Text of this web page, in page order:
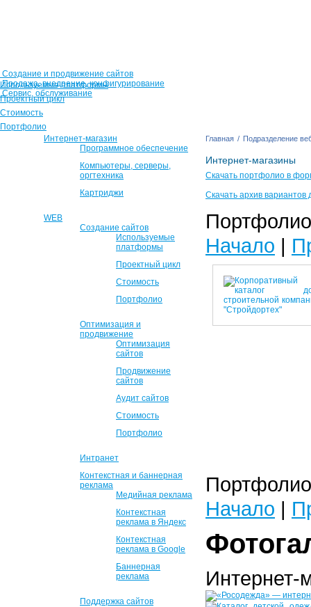
Создание и продвижение сайтов
Продажа, внедрение, конфигурирование
Сервис, обслуживание
Используемые платформы
Проектный цикл
Стоимость
Портфолио
Интернет-магазин
Программное обеспечение
Компьютеры, серверы,
оргтехника
Картриджи
WEB
Создание сайтов
Используемые
платформы
Проектный цикл
Стоимость
Портфолио
Оптимизация и
продвижение
Оптимизация
сайтов
Продвижение
сайтов
Аудит сайтов
Стоимость
Портфолио
Интранет
Контекстная и баннерная
реклама
Медийная реклама
Контекстная
реклама в Яндекс
Контекстная
реклама в Google
Баннерная
реклама
Поддержка сайтов
Главная / Подразделение
Интернет-магазины
Скачать портфолио в
Скачать архив вариантов
Начало |
Начало |
Интернет-